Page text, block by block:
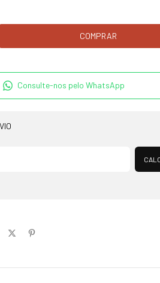
Consulte-nos pelo WhatsApp
Alterar